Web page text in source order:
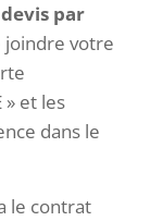
par
joindre votre
» et les
dans le
le contrat